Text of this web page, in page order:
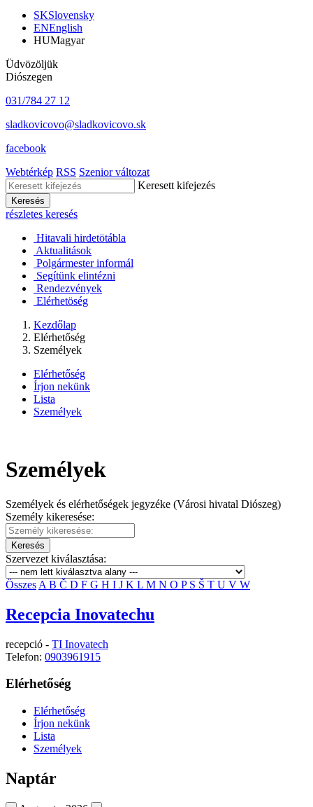
SKSlovensky
ENEnglish
HUMagyar
Üdvözöljük
Diószegen
031/784 27 12
sladkovicovo@sladkovicovo.sk
facebook
Webtérkép RSS Szenior változat
Keresett kifejezés
Keresés
részletes keresés
Hitavali hirdetötábla
Aktualitások
Polgármester informál
Segítünk elintézni
Rendezvények
Elérhetöség
Kezdőlap
Elérhetőség
Személyek
Elérhetőség
Írjon nekünk
Lista
Személyek
Személyek
Személyek és elérhetőségek jegyzéke (Városi hivatal Diószeg)
Személy kikeresése:
Keresés
Szervezet kiválasztása:
Összes A B Č D F G H I J K L M N O P S Š T U V W
Recepcia Inovatechu
recepció - TI Inovatech
Telefon: 0903961915
Elérhetőség
Elérhetőség
Írjon nekünk
Lista
Személyek
Naptár